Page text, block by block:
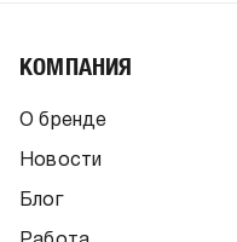
КОМПАНИЯ
О бренде
Новости
Блог